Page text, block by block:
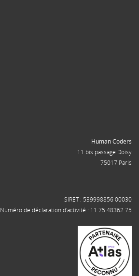
Human Coders
11 bis passage Doisy
75017 Paris
SIRET : 539998856 00030
Numéro de déclaration d'activité : 11 75 48362 75